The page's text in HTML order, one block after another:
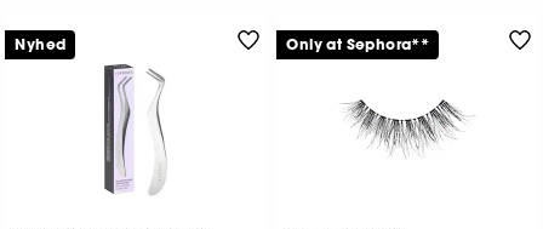
Nyhed Only at Sephora**